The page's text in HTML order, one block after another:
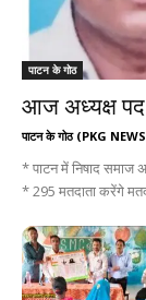
पाटन के गोठ
आज अध्यक्ष
पाटन के गोठ (PKG
* पाटन में निषाद समाज
* 295 मतदाता करेंगे